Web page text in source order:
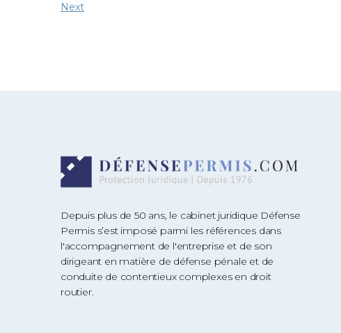
Next
Depuis plus de 50 ans, le cabinet juridique Défense
Permis s’est imposé parmi les références dans
l'accompagnement de l'entreprise et de son
dirigeant en matière de défense pénale et de
conduite de contentieux complexes en droit
routier.